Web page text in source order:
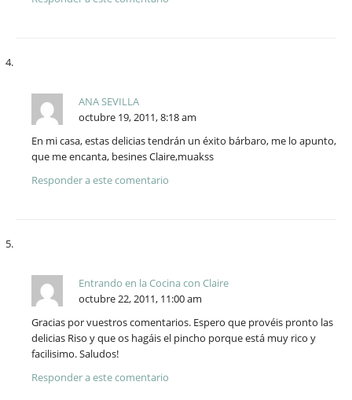
ANA SEVILLA
octubre 19, 2011, 8:18 am
En mi casa, estas delicias tendrán un éxito bárbaro, me lo apunto,
que me encanta, besines Claire,muakss
Responder a este comentario
Entrando en la Cocina con Claire
octubre 22, 2011, 11:00 am
Gracias por vuestros comentarios. Espero que provéis pronto las
delicias Riso y que os hagáis el pincho porque está muy rico y
facilisimo. Saludos!
Responder a este comentario